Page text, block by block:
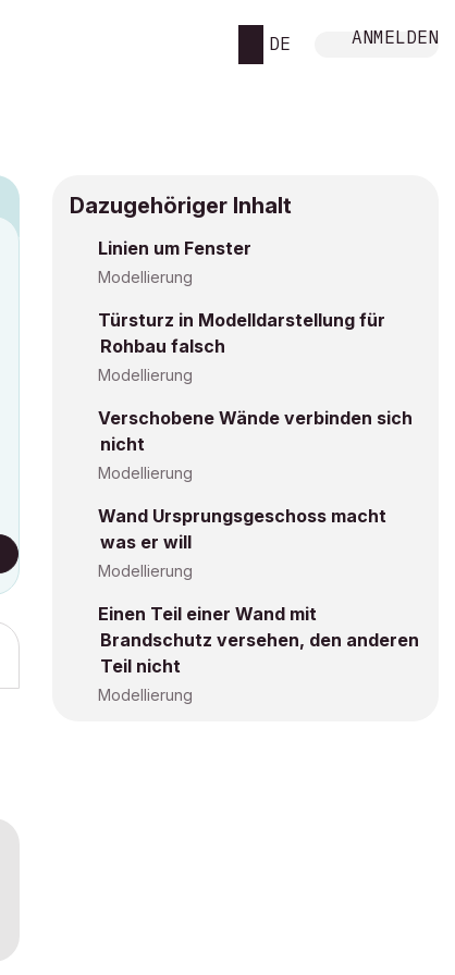
DE ANMELDEN
Dazugehöriger Inhalt
Linien um Fenster
Modellierung
Türsturz in Modelldarstellung für
Rohbau falsch
Modellierung
Verschobene Wände verbinden sich
nicht
Modellierung
Wand Ursprungsgeschoss macht
was er will
Modellierung
Einen Teil einer Wand mit
Brandschutz versehen, den anderen
Teil nicht
Modellierung